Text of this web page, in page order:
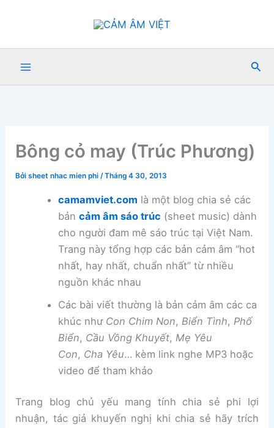
Tìm
Bông cỏ may (Trúc Phương)
Bởisheet nhac mien phi/Tháng 4 30, 2013
camamviet.com là một blog chia sẻ các
bản cảm âm sáo trúc (sheet music) dành
cho người đam mê sáo trúc tại Việt Nam.
Trang này tổng hợp các bản cảm âm “hot
nhất, hay nhất, chuẩn nhất” từ nhiều
nguồn khác nhau
Các bài viết thường là bản cảm âm các ca
khúc như Con Chim Non, Biển Tình, Phố
Biển, Cầu Vồng Khuyết, Mẹ Yêu
Con, Cha Yêu… kèm link nghe MP3 hoặc
video để tham khảo
Trang blog chủ yếu mang tính chia sẻ phi lợi
nhuận, tác giả khuyến nghị khi chia sẻ hãy trích